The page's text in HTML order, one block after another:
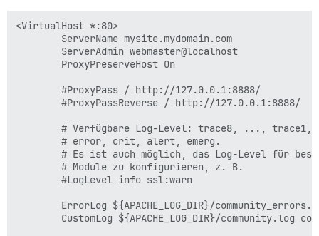
<VirtualHost *:80>
        ServerName mysite.mydomain.com
        ServerAdmin webmaster@localhost
        ProxyPreserveHost On
        #ProxyPass / http://127.0.0.1:8888/
        #ProxyPassReverse / http://127.0.0.1:8888/
# Verfügbare Log-Level: trace8, ..., trace1,
        # error, crit, alert, emerg.
# Es ist auch möglich, das Log-Level für
        # Module zu konfigurieren, z. B.
        #LogLevel info ssl:warn
ErrorLog ${APACHE_LOG_DIR}/
CustomLog ${APACHE_LOG_DIR}/community.log